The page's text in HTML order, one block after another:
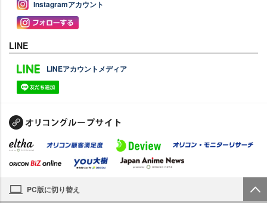
Instagramアカウント
LINE
LINEアカウントメディア
PC版に切り替え